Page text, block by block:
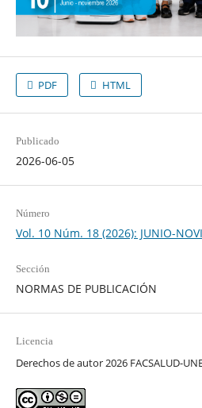
PDF HTML
Publicado
2026-06-05
Número
Vol. 10 Núm. 18 (2026): JUNIO-
Sección
NORMAS DE PUBLICACIÓN
Licencia
Derechos de autor 2026 FACSALUD-